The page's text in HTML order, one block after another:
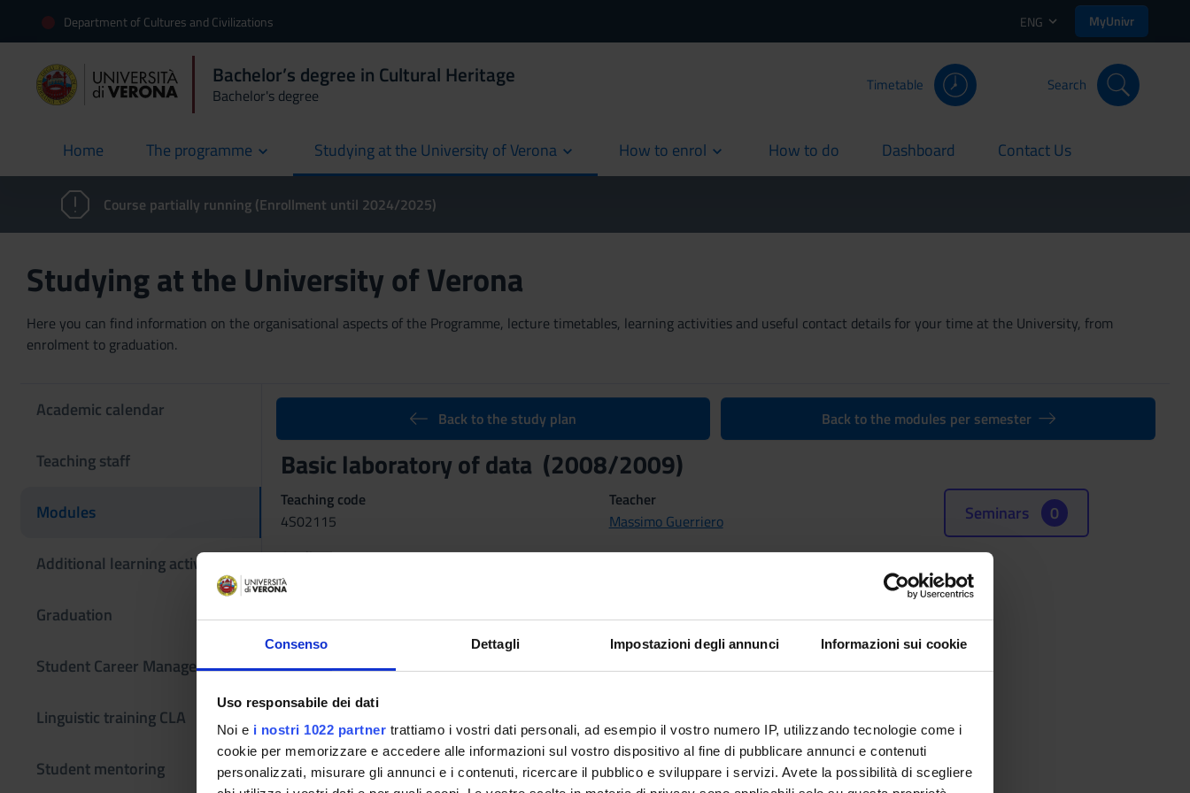
Consenso Dettagli Impostazioni degli annunci Informazioni sui cookie
Uso responsabile dei dati
Noi e i nostri 1022 partner trattiamo i vostri dati personali, ad esempio il vostro numero IP, utilizzando tecnologie come i
cookie per memorizzare e accedere alle informazioni sul vostro dispositivo al fine di pubblicare annunci e contenuti
personalizzati, misurare gli annunci e i contenuti, ricercare il pubblico e sviluppare i servizi. Avete la possibilità di scegliere
Department of Cultures and Civilizations ENG MyUnivr
Bachelor’s degree in Cultural Heritage
Bachelor's degree
Timetable Search
Home
current The programme Studying at the University of Verona How to enrol How to do
current Dashboard
current Contact Us
current
Course partially running (Enrollment until 2024/2025)
Studying at the University of Verona
Here you can find information on the organisational aspects of the Programme, lecture timetables, learning activities and useful contact details for your time at the University, from
enrolment to graduation.
Academic calendar
Teaching staff
Modules
Additional learning activities
Graduation
Student Career Management
Linguistic training CLA
Student mentoring
Back to the study plan Back to the modules per semester
Basic laboratory of data (2008/2009)
Teaching code
4S02115
Teacher
Massimo Guerriero
Credits
3
Also offered in courses:
Basic laboratory of data
of the course Degree in Cultural Assets
Language
Italian
Period
Seminars 0
Learning outcomes
-